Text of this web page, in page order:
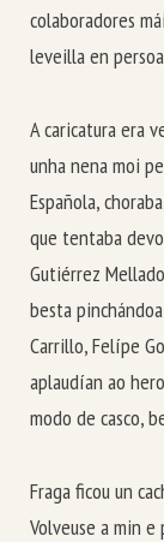
colaboradores
leveilla en
A caricatura era
unha nena moi
Española,
que tentaba
Gutiérrez
besta
Carrillo, Felípe
aplaudían ao
modo de casco,
Fraga ficou un
Volveuse a min